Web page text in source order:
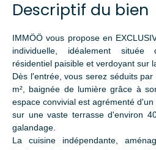
Descriptif du bien
IMMÖÖ vous propose en
individuelle, idéalement située
résidentiel paisible et verdoyant sur
Dès l'entrée, vous serez séduits
m², baignée de lumière grâce à
espace convivial est agrémenté
sur une vaste terrasse d'environ
galandage.
La cuisine indépendante,